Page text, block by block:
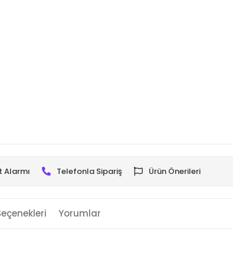
Alarmı Telefonla Sipariş Ürün Önerileri
Yorumlar